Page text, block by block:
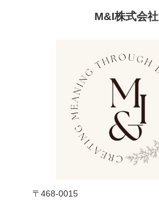
M&I株式会社
〒468-0015